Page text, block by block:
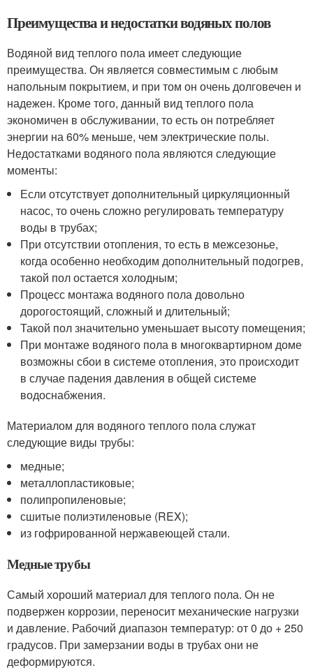
Преимущества и недостатки водяных полов
Водяной вид теплого пола имеет следующие
преимущества. Он является совместимым с любым
напольным покрытием, и при том он очень долговечен и
надежен. Кроме того, данный вид теплого пола
экономичен в обслуживании, то есть он потребляет
энергии на 60% меньше, чем электрические полы.
Недостатками водяного пола являются следующие
моменты:
Если отсутствует дополнительный циркуляционный
насос, то очень сложно регулировать температуру
воды в трубах;
При отсутствии отопления, то есть в межсезонье,
когда особенно необходим дополнительный подогрев,
такой пол остается холодным;
Процесс монтажа водяного пола довольно
дорогостоящий, сложный и длительный;
Такой пол значительно уменьшает высоту помещения;
При монтаже водяного пола в многоквартирном доме
возможны сбои в системе отопления, это происходит
в случае падения давления в общей системе
водоснабжения.
Материалом для водяного теплого пола служат
следующие виды трубы:
медные;
металлопластиковые;
полипропиленовые;
сшитые полиэтиленовые (REX);
из гофрированной нержавеющей стали.
Медные трубы
Самый хороший материал для теплого пола. Он не
подвержен коррозии, переносит механические нагрузки
и давление. Рабочий диапазон температур: от 0 до + 250
градусов. При замерзании воды в трубах они не
деформируются.